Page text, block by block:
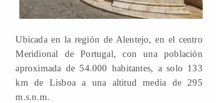
Ubicada en la región de Alentejo, en el centro
Meridional de Portugal, con una población
aproximada de 54.000 habitantes, a solo 133
km de Lisboa a una altitud media de 295
m.s.n.m.